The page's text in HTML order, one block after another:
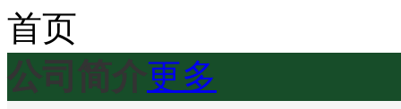
首页
公司简介更多